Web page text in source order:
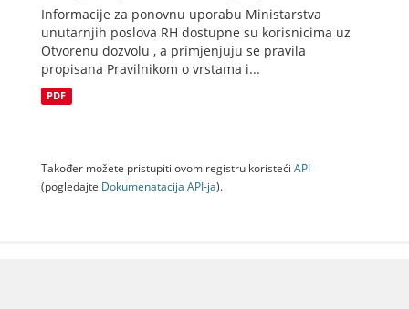
Informacije za ponovnu uporabu Ministarstva
unutarnjih poslova RH dostupne su korisnicima uz
Otvorenu dozvolu , a primjenjuju se pravila
propisana Pravilnikom o vrstama i...
PDF
Također možete pristupiti ovom registru koristeći API
(pogledajte Dokumenаtаcijа API-jа).